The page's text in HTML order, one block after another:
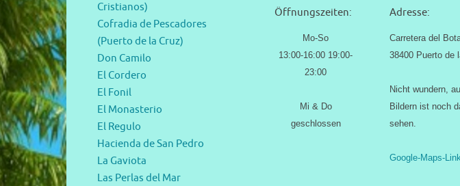
Öffnungszeiten: Adresse:
Mo-So
13:00-16:00 19:00-
23:00
Mi & Do
geschlossen
Carretera del
38400 Puerto de
Nicht wundern,
Bildern ist noch
sehen.
Google-Maps-Link
Cristianos)
Cofradia de Pescadores
(Puerto de la Cruz)
Don Camilo
El Cordero
El Fonil
El Monasterio
El Regulo
Hacienda de San Pedro
La Gaviota
Las Perlas del Mar